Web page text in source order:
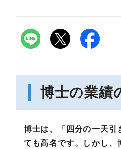
博士の業績
博士は、「四分の一天引
ても高名です。しかし、